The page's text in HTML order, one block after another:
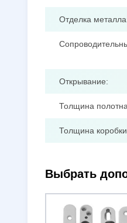
Отделка
Открывание:
Толщина
Толщина
Выбрать